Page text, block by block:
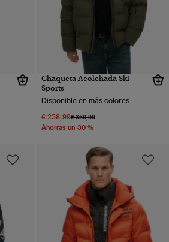
Chaqueta Acolchada Ski
Sports
Disponible en más colores
€ 258,99Precio rebajado de
€ 369,99a
Ahorras un 30 %